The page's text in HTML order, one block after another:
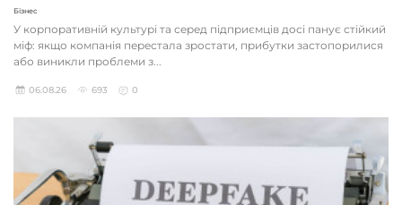
Бізнес
У корпоративній культурі та серед підприємців досі панує стійкий
міф: якщо компанія перестала зростати, прибутки застопорилися
або виникли проблеми з...
06.08.26 693 0